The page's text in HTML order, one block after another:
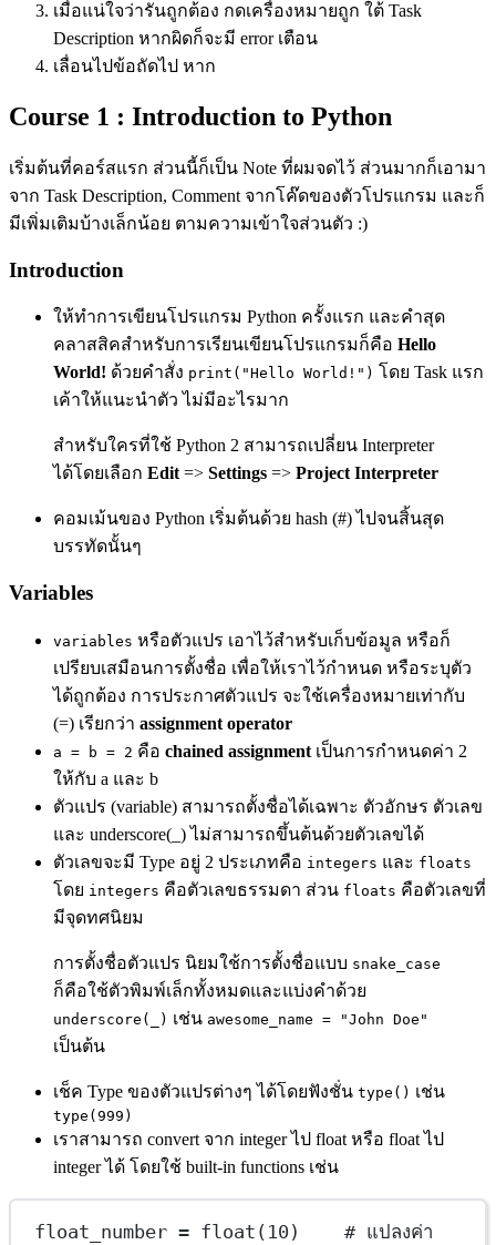
เมื่อแน่ใจว่ารันถูกต้อง กดเครื่องหมายถูก ใต้ Task
Description หากผิดก็จะมี error เตือน
เลื่อนไปข้อถัดไป หาก
Course 1 : Introduction to Python
เริ่มต้นที่คอร์สแรก ส่วนนี้ก็เป็น Note ที่ผมจดไว้ ส่วนมากก็เอามา
จาก Task Description, Comment จากโค๊ดของตัวโปรแกรม และก็
มีเพิ่มเติมบ้างเล็กน้อย ตามความเข้าใจส่วนตัว :)
Introduction
ให้ทำการเขียนโปรแกรม Python ครั้งแรก และคำสุด
คลาสสิคสำหรับการเรียนเขียนโปรแกรมก็คือ Hello
World! ด้วยคำสั่ง print("Hello World!") โดย Task แรก
เค้าให้แนะนำตัว ไม่มีอะไรมาก
สำหรับใครที่ใช้ Python 2 สามารถเปลี่ยน Interpreter
ได้โดยเลือก Edit=> Settings => Project Interpreter
คอมเม้นของ Python เริ่มต้นด้วย hash (#) ไปจนสิ้นสุด
บรรทัดนั้นๆ
Variables
variables หรือตัวแปร เอาไว้สำหรับเก็บข้อมูล หรือก็
เปรียบเสมือนการตั้งชื่อ เพื่อให้เราไว้กำหนด หรือระบุตัว
ได้ถูกต้อง การประกาศตัวแปร จะใช้เครื่องหมายเท่ากับ
(=) เรียกว่า assignment operator
a = b = 2 คือ chained assignment เป็นการกำหนดค่า 2
ให้กับ a และ b
ตัวแปร (variable) สามารถตั้งชื่อได้เฉพาะ ตัวอักษร ตัวเลข
และ underscore(_) ไม่สามารถขึ้นต้นด้วยตัวเลขได้
ตัวเลขจะมี Type อยู่ 2 ประเภทคือ integers และ floats
โดย integers คือตัวเลขธรรมดา ส่วน floats คือตัวเลขที่
มีจุดทศนิยม
การตั้งชื่อตัวแปร นิยมใช้การตั้งชื่อแบบ snake_case
ก็คือใช้ตัวพิมพ์เล็กทั้งหมดและแบ่งคำด้วย
underscore(_) เช่น awesome_name = "John Doe"
เป็นต้น
เช็ค Type ของตัวแปรต่างๆ ได้โดยฟังชั่น type() เช่น
type(999)
เราสามารถ convert จาก integer ไป float หรือ float ไป
integer ได้ โดยใช้ built-in functions เช่น
float_number = float ( 10 ) # แปลงค่า